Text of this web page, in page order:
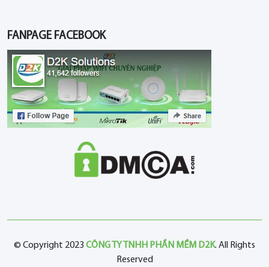
FANPAGE FACEBOOK
© Copyright 2023 CÔNG TY TNHH PHẦN MỀM D2K. All Rights
Reserved